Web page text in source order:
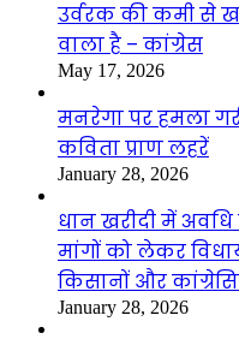
उर्वरक की कमी
वाला है – कांग्रेस
May 17, 2026
मनरेगा पर हमला
कविता प्राण लहरें
January 28, 2026
धान खरीदी में
मांगों को लेकर
किसानों और
January 28, 2026